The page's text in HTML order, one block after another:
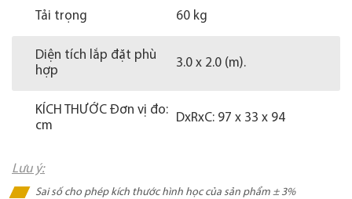
Tải trọng 60 kg
Diện tích lắp đặt phù
hợp
3.0 x 2.0 (m).
KÍCH THƯỚC Đơn vị đo:
cm
DxRxC: 97 x 33 x 94
Lưu ý:
Sai số cho phép kích thước hình học của sản phẩm ± 3%